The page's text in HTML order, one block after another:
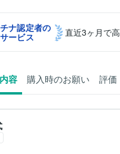
ナ認定者の
サービス
直近3ヶ月で
容 購入時のお願い 評価